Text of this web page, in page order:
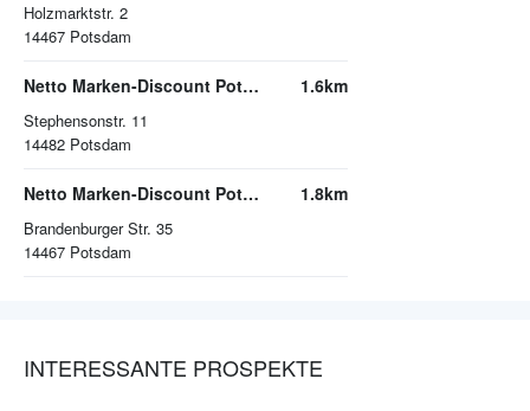
Holzmarktstr. 2
14467 Potsdam
Netto Marken-Discount Potsdam
Stephensonstr. 11
14482 Potsdam
1.6km
Netto Marken-Discount Potsdam
Brandenburger Str. 35
14467 Potsdam
1.8km
INTERESSANTE PROSPEKTE